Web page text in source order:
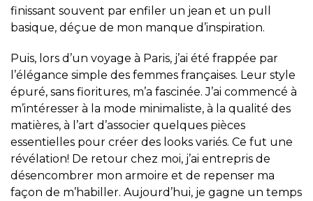
finissant souvent par enfiler un jean et un pull
basique, déçue de mon manque d’inspiration.
Puis, lors d’un voyage à Paris, j’ai été frappée par
l’élégance simple des femmes françaises. Leur style
épuré, sans fioritures, m’a fascinée. J’ai commencé à
m’intéresser à la mode minimaliste, à la qualité des
matières, à l’art d’associer quelques pièces
essentielles pour créer des looks variés. Ce fut une
révélation! De retour chez moi, j’ai entrepris de
désencombrer mon armoire et de repenser ma
façon de m’habiller. Aujourd’hui, je gagne un temps